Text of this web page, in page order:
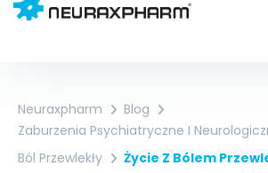
Neuraxpharm
Blog
Zaburzenia Psychiatryczne I
Ból Przewlekły